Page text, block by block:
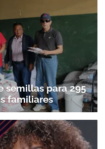
semillas para 295
familiares